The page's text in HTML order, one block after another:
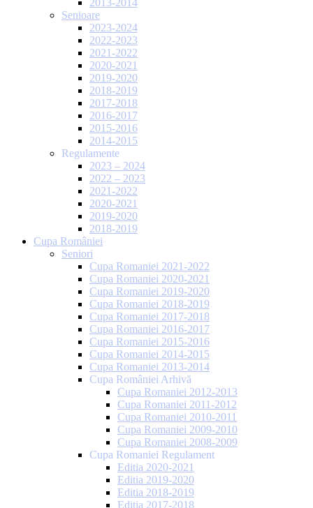
2013-2014
Senioare
2023-2024
2022-2023
2021-2022
2020-2021
2019-2020
2018-2019
2017-2018
2016-2017
2015-2016
2014-2015
Regulamente
2023 – 2024
2022 – 2023
2021-2022
2020-2021
2019-2020
2018-2019
Cupa României
Seniori
Cupa Romaniei 2021-2022
Cupa Romaniei 2020-2021
Cupa Romaniei 2019-2020
Cupa Romaniei 2018-2019
Cupa Romaniei 2017-2018
Cupa Romaniei 2016-2017
Cupa Romaniei 2015-2016
Cupa Romaniei 2014-2015
Cupa Romaniei 2013-2014
Cupa României Arhivă
Cupa Romaniei 2012-2013
Cupa Romaniei 2011-2012
Cupa Romaniei 2010-2011
Cupa Romaniei 2009-2010
Cupa Romaniei 2008-2009
Cupa Romaniei Regulament
Editia 2020-2021
Editia 2019-2020
Editia 2018-2019
Editia 2017-2018